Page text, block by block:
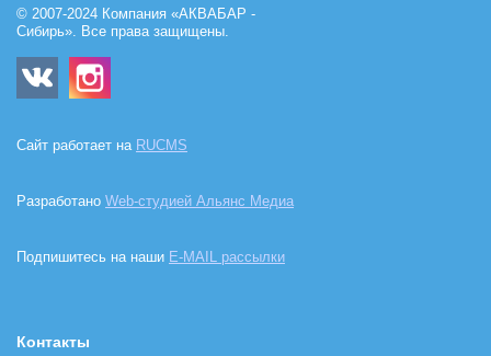
© 2007-2024 Компания «АКВАБАР -
Сибирь». Все права защищены.
Сайт работает на RUCMS
Разработано Web-студией Альянс Медиа
Подпишитесь на наши E-MAIL рассылки
Контакты